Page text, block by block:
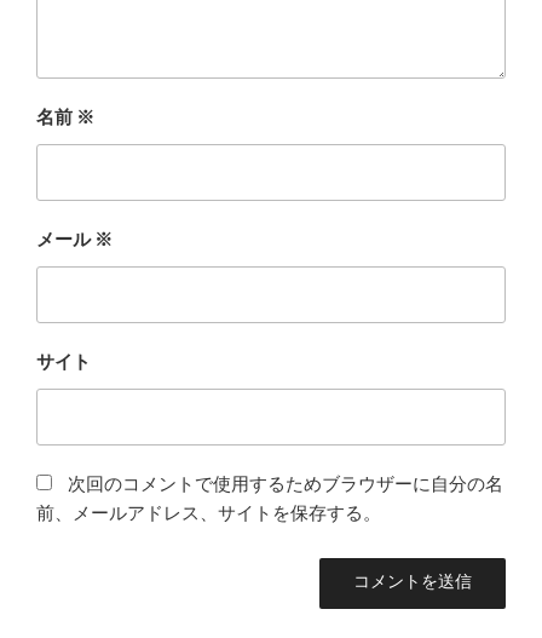
名前 ※
メール ※
サイト
次回のコメントで使用するためブラウザーに自分の名
前、メールアドレス、サイトを保存する。